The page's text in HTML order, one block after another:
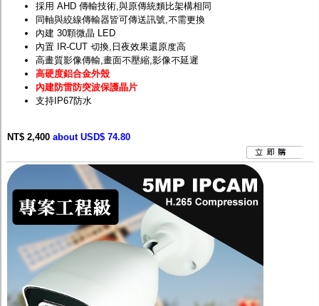
採用 AHD 傳輸技術,與原傳統類比架構相同
同軸與絞線傳輸器皆可傳送訊號,不需更換
內建 30顆微晶 LED
內置 IR-CUT 切換,日夜效果還原度高
高畫質影像傳輸,畫面不壓縮,影像不延遲
高硬度鋁合金外殼
內建防雷防突波保護晶片
支持IP67防水
NT$ 2,400 about USD$ 74.80